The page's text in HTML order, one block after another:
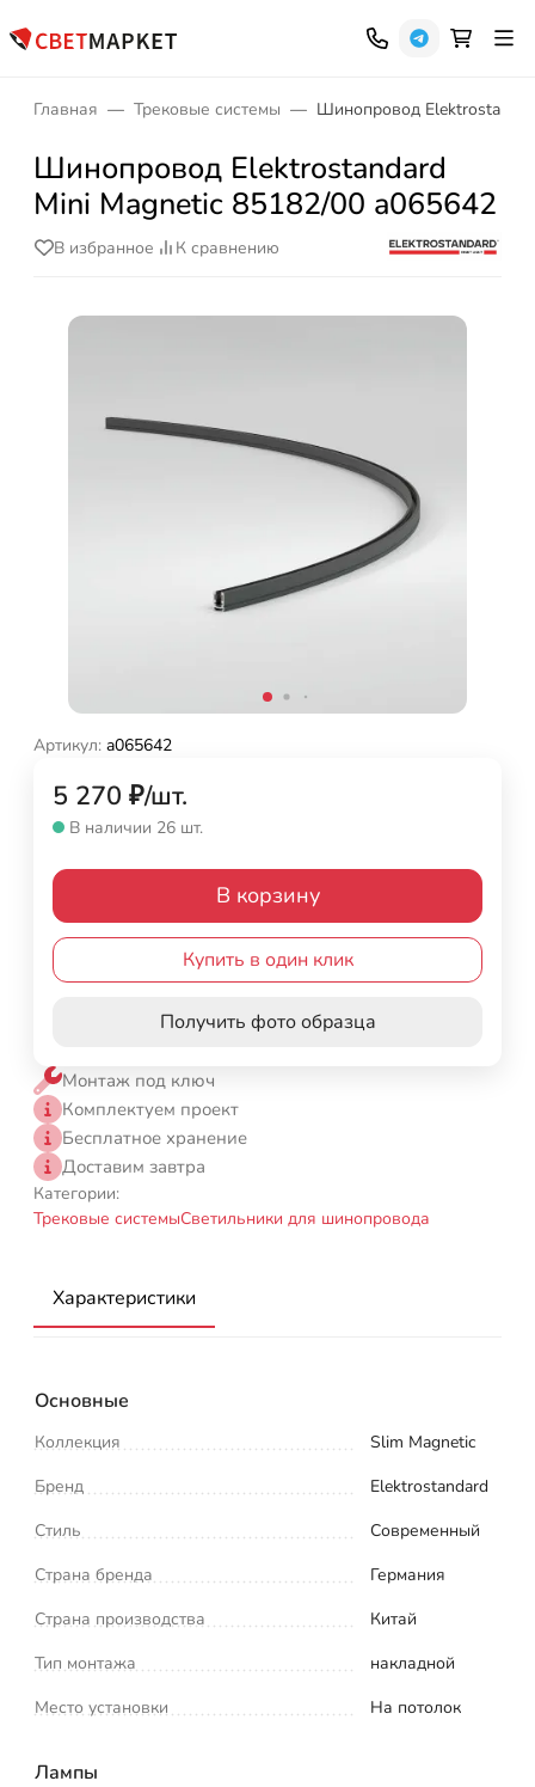
Главная Трековые системы Шинопровод
Шинопровод Elektrostandard
Mini Magnetic 85182/00 a065642
В избранное К сравнению
Артикул: a065642
5 270 ₽/шт.
В наличии 26 шт.
В корзину
Купить в один клик
Получить фото образца
Монтаж под ключ
Комплектуем проект
Бесплатное хранение
Доставим завтра
Категории:
Трековые системыСветильники для шинопровода
Характеристики
Основные
Коллекция
Slim Magnetic
Бренд
Elektrostandard
Стиль
Современный
Страна бренда
Германия
Страна производства
Китай
Тип монтажа
накладной
Место установки
На потолок
Лампы